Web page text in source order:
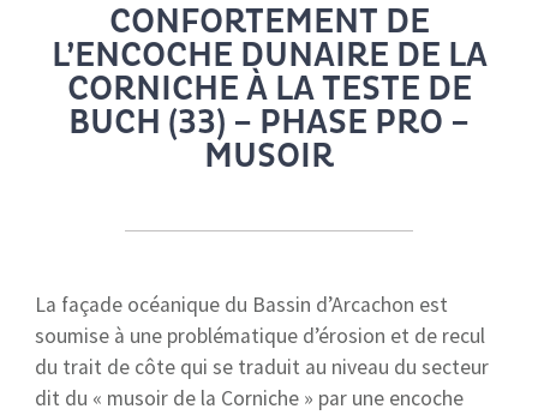
CONFORTEMENT DE
L’ENCOCHE DUNAIRE DE LA
CORNICHE À LA TESTE DE
BUCH (33) – PHASE PRO –
MUSOIR
La façade océanique du Bassin d’Arcachon est
soumise à une problématique d’érosion et de recul
du trait de côte qui se traduit au niveau du secteur
dit du « musoir de la Corniche » par une encoche